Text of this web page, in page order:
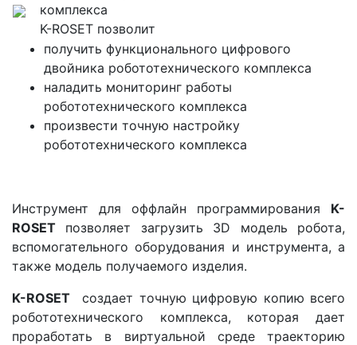
комплекса
K-ROSET позволит
получить функционального цифрового
двойника робототехнического комплекса
наладить мониторинг работы
робототехнического комплекса
произвести точную настройку
робототехнического комплекса
Инструмент для оффлайн программирования K-
ROSET позволяет загрузить 3D модель робота,
вспомогательного оборудования и инструмента, а
также модель получаемого изделия.
K-ROSET создает точную цифровую копию всего
робототехнического комплекса, которая дает
проработать в виртуальной среде траекторию